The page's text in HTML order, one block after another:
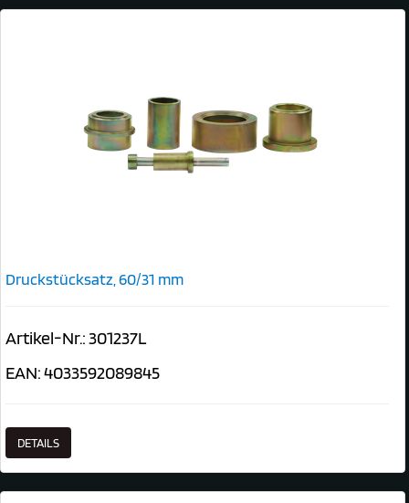
Druckstücksatz, 60/31 mm
Artikel-Nr.: 301237L
EAN: 4033592089845
DETAILS